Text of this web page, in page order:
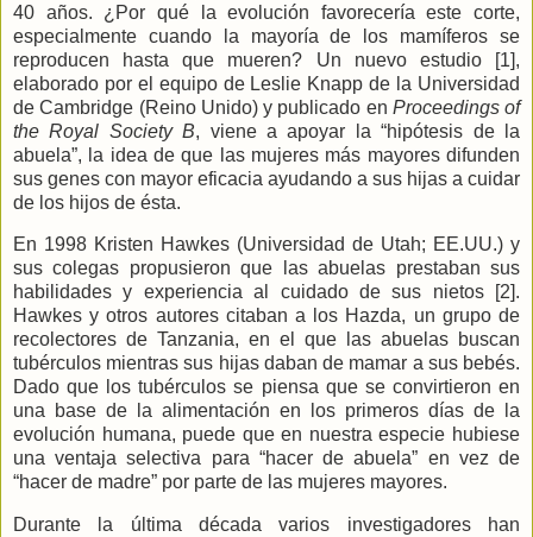
40 años. ¿Por qué la evolución favorecería este corte,
especialmente cuando la mayoría de los mamíferos se
reproducen hasta que mueren? Un nuevo estudio [1],
elaborado por el equipo de Leslie Knapp de la Universidad
de Cambridge (Reino Unido) y publicado en Proceedings of
the Royal Society B, viene a apoyar la “hipótesis de la
abuela”, la idea de que las mujeres más mayores difunden
sus genes con mayor eficacia ayudando a sus hijas a cuidar
de los hijos de ésta.
En 1998 Kristen Hawkes (Universidad de Utah; EE.UU.) y
sus colegas propusieron que las abuelas prestaban sus
habilidades y experiencia al cuidado de sus nietos [2].
Hawkes y otros autores citaban a los Hazda, un grupo de
recolectores de Tanzania, en el que las abuelas buscan
tubérculos mientras sus hijas daban de mamar a sus bebés.
Dado que los tubérculos se piensa que se convirtieron en
una base de la alimentación en los primeros días de la
evolución humana, puede que en nuestra especie hubiese
una ventaja selectiva para “hacer de abuela” en vez de
“hacer de madre” por parte de las mujeres mayores.
Durante la última década varios investigadores han